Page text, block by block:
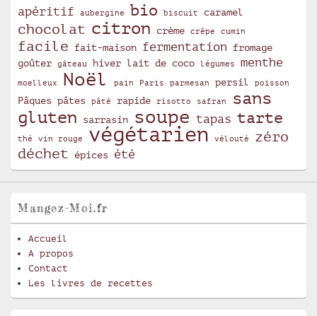
apéritif aubergine bio biscuit caramel
chocolat citron crème crêpe cumin
facile fait-maison fermentation
fromage
goûter
gâteau hiver lait de coco légumes menthe
moelleux Noël pain Paris parmesan persil poisson
Pâques pâtes pâté rapide risotto safran
sans
gluten
sarrasin soupe tapas tarte
thé vin rouge végétarien vélouté
zéro
déchet
épices été
Mangez-Moi.fr
Accueil
A propos
Contact
Les livres de recettes